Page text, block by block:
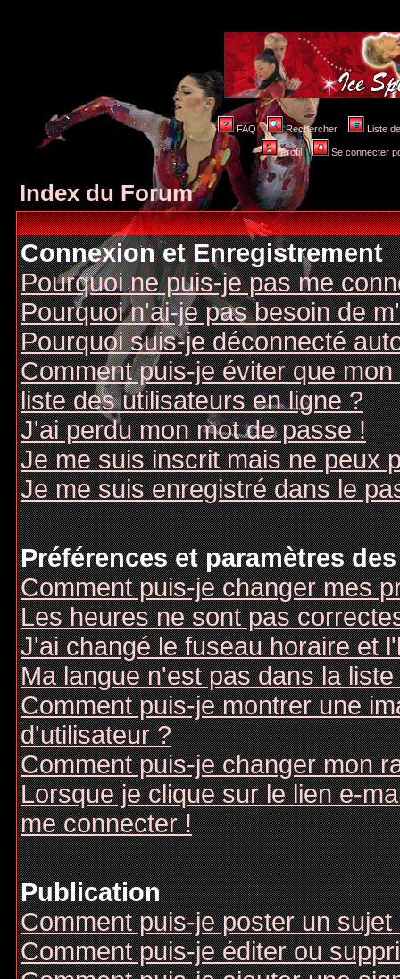
FAQ Rechercher Liste
Profil Se connecter
Index du Forum
Connexion et Enregistrement
Pourquoi ne puis-je pas me
Pourquoi n'ai-je pas besoin de
Pourquoi suis-je déconnecté
Comment puis-je éviter que
liste des utilisateurs en ligne ?
J'ai perdu mon mot de passe !
Je me suis inscrit mais ne peux
Je me suis enregistré dans le
Préférences et paramètres
Comment puis-je changer mes
Les heures ne sont pas
J'ai changé le fuseau horaire et
Ma langue n'est pas dans la liste
Comment puis-je montrer une
d'utilisateur ?
Comment puis-je changer mon
Lorsque je clique sur le lien e-
me connecter !
Publication
Comment puis-je poster un
Comment puis-je éditer ou